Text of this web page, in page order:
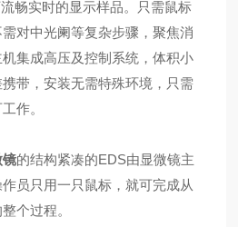
畅实时的显示样品。只需鼠标
对中光阑等复杂步骤，聚焦消
集成高压及控制系统，体积小
带，安装无需特殊环境，只需
作。
镜的结构紧凑的EDS由显微镜主
员只用一只鼠标，就可完成从
个过程。